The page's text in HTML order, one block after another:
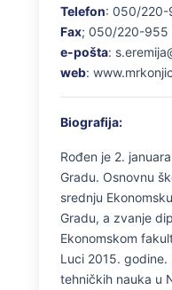
Telefon: 050/220-
Fax; 050/220-955
e-pošta:
web:
Biografija:
Rođen je 2.
Gradu. Osnovnu
srednju
Gradu, a zvanje
Ekonomskom
Luci 2015.
tehničkih nauka u